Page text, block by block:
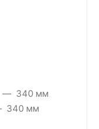
340 мм
340 мм